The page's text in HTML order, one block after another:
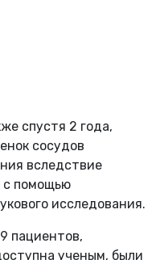
спустя 2 года,
сосудов
вследствие
с помощью
исследования.
пациентов,
ученым, были